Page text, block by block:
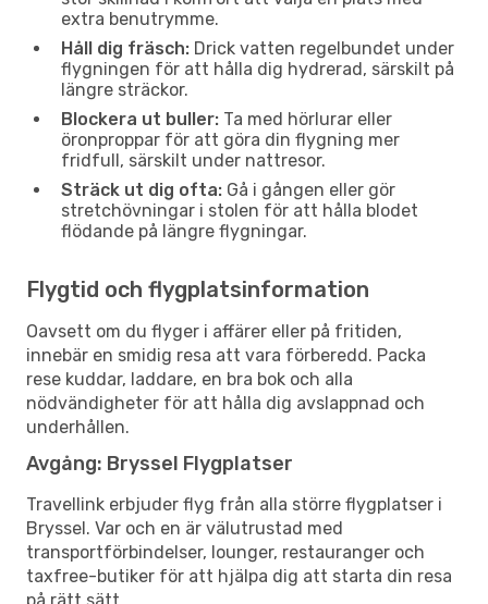
extra benutrymme.
Håll dig fräsch: Drick vatten regelbundet under
flygningen för att hålla dig hydrerad, särskilt på
längre sträckor.
Blockera ut buller: Ta med hörlurar eller
öronproppar för att göra din flygning mer
fridfull, särskilt under nattresor.
Sträck ut dig ofta: Gå i gången eller gör
stretchövningar i stolen för att hålla blodet
flödande på längre flygningar.
Flygtid och flygplatsinformation
Oavsett om du flyger i affärer eller på fritiden,
innebär en smidig resa att vara förberedd. Packa
rese kuddar, laddare, en bra bok och alla
nödvändigheter för att hålla dig avslappnad och
underhållen.
Avgång: Bryssel Flygplatser
Travellink erbjuder flyg från alla större flygplatser i
Bryssel. Var och en är välutrustad med
transportförbindelser, lounger, restauranger och
taxfree-butiker för att hjälpa dig att starta din resa